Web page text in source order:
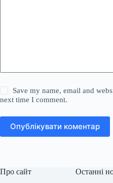
Save my name, email and
next time I comment.
Опублікувати коментар
Про сайт
Останні